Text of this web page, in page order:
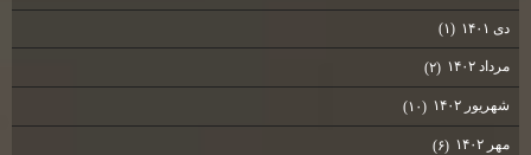
دی ۱۴۰۱ (۱)
مرداد ۱۴۰۲ (۲)
شهریور ۱۴۰۲ (۱۰)
مهر ۱۴۰۲ (۶)